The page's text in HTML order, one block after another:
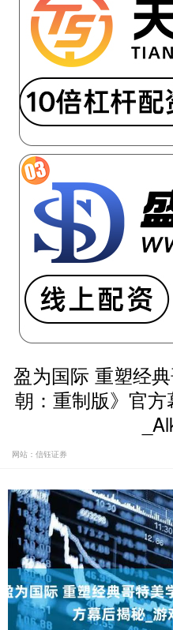
盈为国际 重塑经
朝：重制版》官
网站：信钰证券